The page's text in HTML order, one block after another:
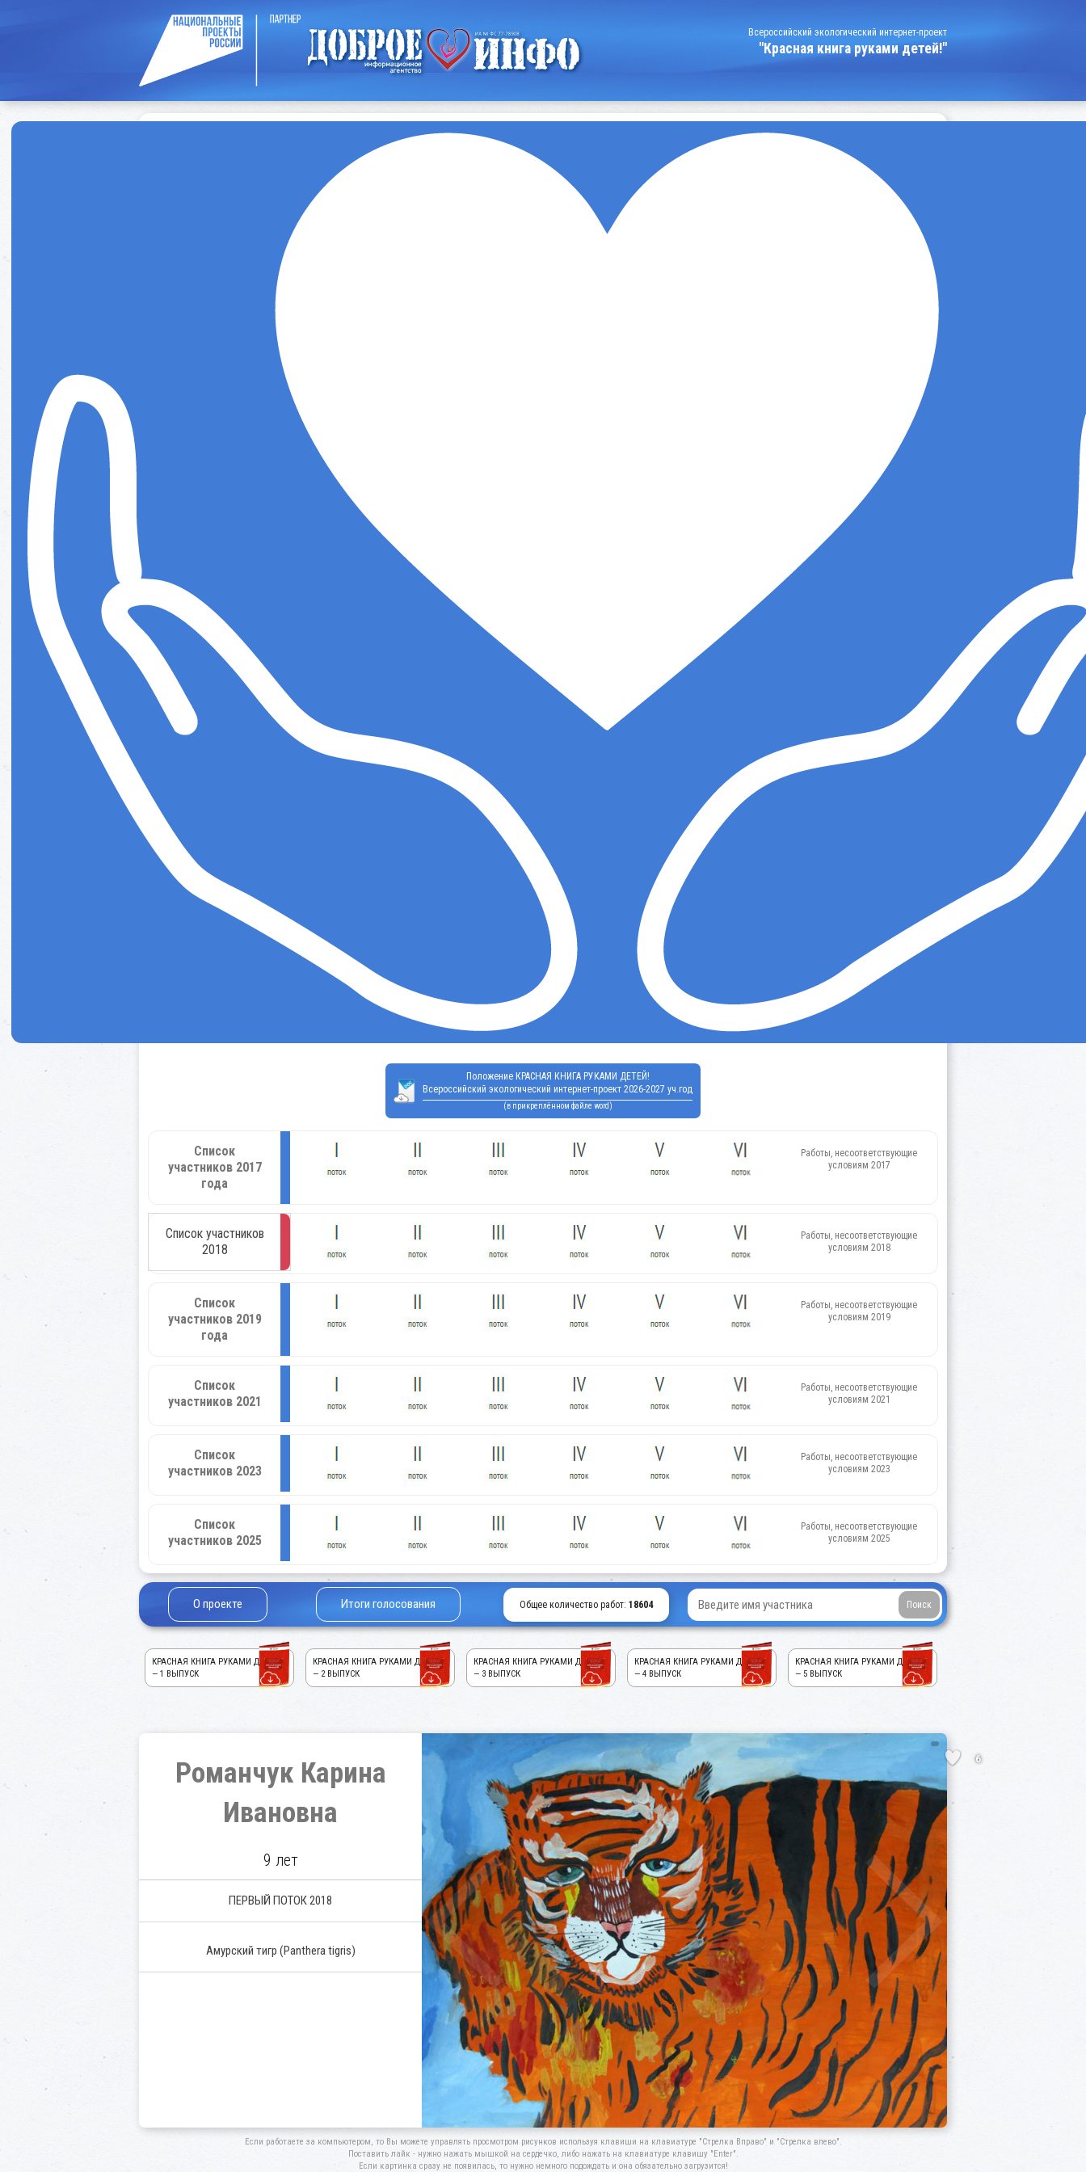
Всероссийский экологический интернет-проект
"Красная книга руками детей!"
Положение КРАСНАЯ КНИГА РУКАМИ ДЕТЕЙ!
Всероссийский экологический интернет-проект 2026-2027 уч.год
(в прикреплённом файле word)
Список
участников 2017
года
Работы, несоответствующие
условиям 2017
Список участников
2018
Работы, несоответствующие
условиям 2018
Список
участников 2019
года
Работы, несоответствующие
условиям 2019
Список
участников 2021
Работы, несоответствующие
условиям 2021
Список
участников 2023
Работы, несоответствующие
условиям 2023
Список
участников 2025
Работы, несоответствующие
условиям 2025
О проекте Итоги голосования Общее количество работ: 18604
КРАСНАЯ КНИГА РУКАМИ ДЕТЕЙ!
— 1 ВЫПУСК
КРАСНАЯ КНИГА РУКАМИ ДЕТЕЙ!
— 2 ВЫПУСК
КРАСНАЯ КНИГА РУКАМИ ДЕТЕЙ!
— 3 ВЫПУСК
КРАСНАЯ КНИГА РУКАМИ ДЕТЕЙ!
— 4 ВЫПУСК
КРАСНАЯ КНИГА РУКАМИ ДЕТЕЙ!
— 5 ВЫПУСК
Романчук Карина
Ивановна
9 лет
ПЕРВЫЙ ПОТОК 2018
Амурский тигр (Panthera tigris)
6
Если работаете за компьютером, то Вы можете управлять просмотром рисунков используя клавиши на клавиатуре "Стрелка Вправо" и "Стрелка влево".
Поставить лайк - нужно нажать мышкой на сердечко, либо нажать на клавиатуре клавишу "Enter".
Если картинка сразу не появилась, то нужно немного подождать и она обязательно загрузится!